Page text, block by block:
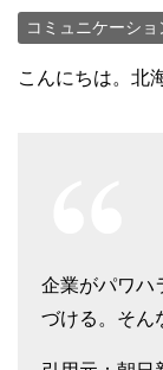
コミュニケーショ
こんにちは。北
企業がパワハ
づける。そん